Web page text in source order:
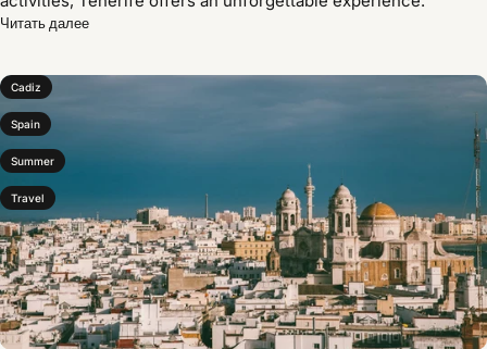
Читать далее
Cadiz
Spain
Summer
Travel